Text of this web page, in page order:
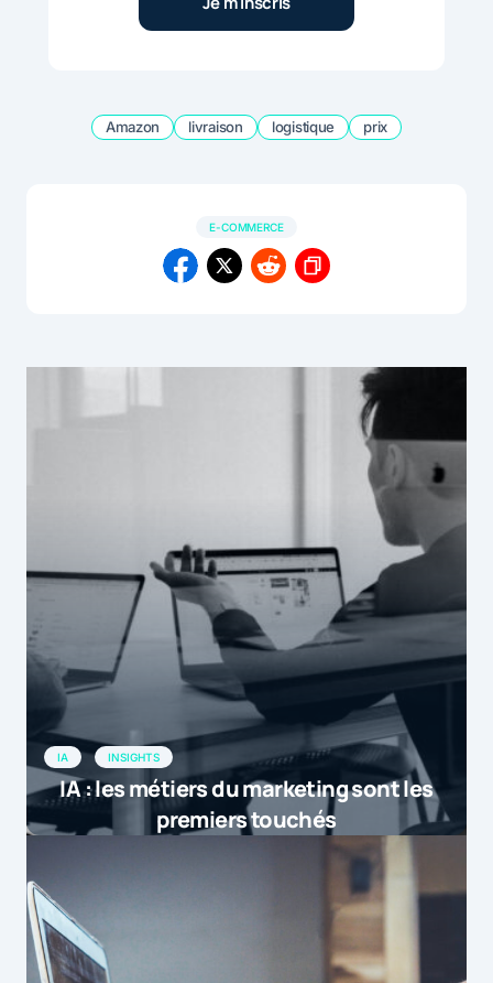
Amazon livraison logistique prix
E-COMMERCE
IA INSIGHTS
IA : les métiers du marketing sont les
premiers touchés